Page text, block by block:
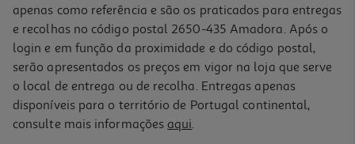
Bolsa P/tablet Qilive 600148287 Reciclada 8"
apenas como referência e são os praticados para entregas
e recolhas no código postal 2650-435 Amadora. Após o
login e em função da proximidade e do código postal,
serão apresentados os preços em vigor na loja que serve
o local de entrega ou de recolha. Entregas apenas
disponíveis para o território de Portugal continental,
consulte mais informações aqui.